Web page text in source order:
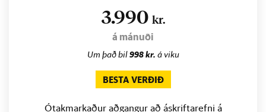
3.990 kr.
á mánuði
Um það bil998 kr. á viku
BESTA VERÐIÐ
Ótakmarkaður aðgangur að áskriftarefni á